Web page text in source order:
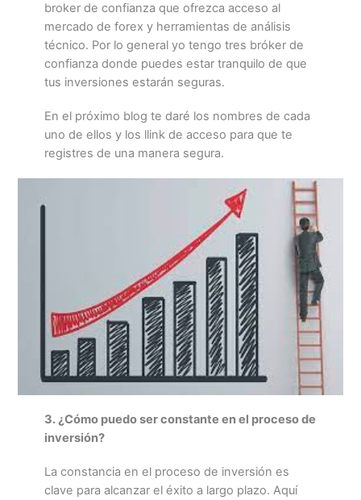
broker de confianza que ofrezca acceso al
mercado de forex y herramientas de análisis
técnico. Por lo general yo tengo tres bróker de
confianza donde puedes estar tranquilo de que
tus inversiones estarán seguras.
En el próximo blog te daré los nombres de cada
uno de ellos y los llink de acceso para que te
registres de una manera segura.
3. ¿Cómo puedo ser constante en el proceso de
inversión?
La constancia en el proceso de inversión es
clave para alcanzar el éxito a largo plazo. Aquí